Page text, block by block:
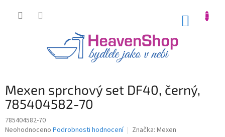
Mexen sprchový set DF40, černý,
785404582-70
785404582-70
Průměrné
Neohodnoceno Podrobnosti hodnocení Značka: Mexen